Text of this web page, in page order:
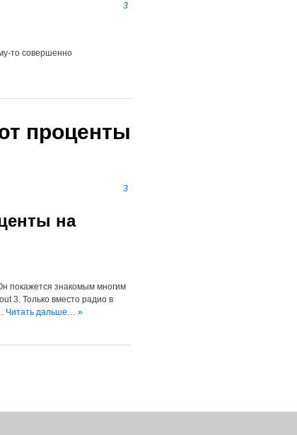
3
то совершенно
проценты
3
на
покажется знакомым многим
3. Только вместо радио в
Читать дальше… »